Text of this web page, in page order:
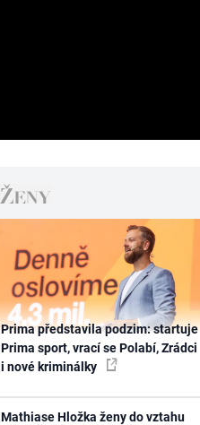
Prima představila podzim: startuje
Prima sport, vrací se Polabí, Zrádci
i nové kriminálky
Mathiase Hložka ženy do vztahu